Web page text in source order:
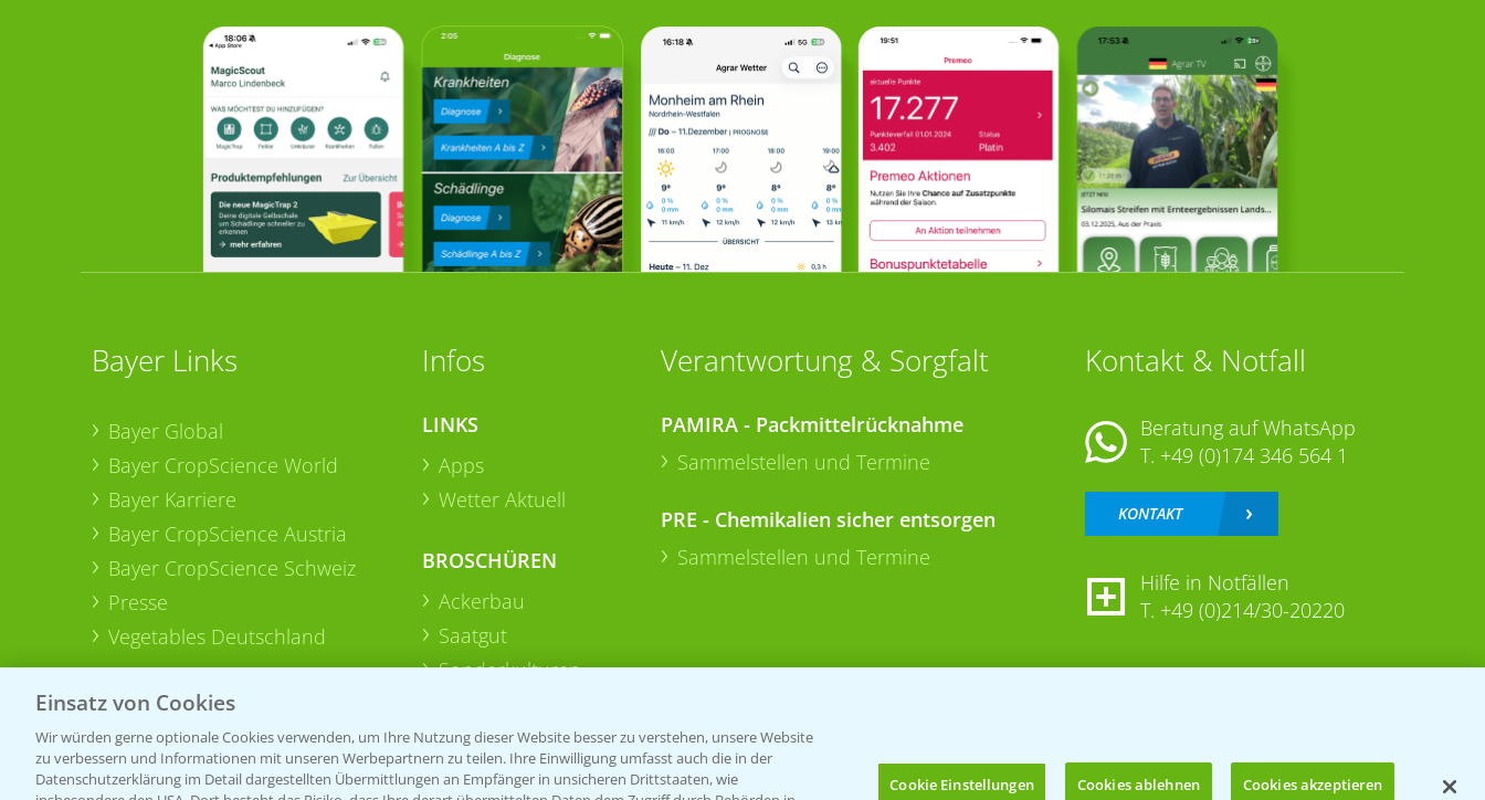
Bayer Links
Bayer Global
Bayer CropScience World
Bayer Karriere
Bayer CropScience Austria
Bayer CropScience Schweiz
Presse
Vegetables Deutschland
Infos
LINKS
Apps
Wetter Aktuell
BROSCHÜREN
Ackerbau
Saatgut
Sonderkulturen
Verantwortung & Sorgfalt
PAMIRA - Packmittelrücknahme
Sammelstellen und Termine
PRE - Chemikalien sicher entsorgen
Sammelstellen und Termine
Kontakt & Notfall
Beratung auf WhatsApp
T. +49 (0)174 346 564 1
KONTAKT
Hilfe in Notfällen
T. +49 (0)214/30-20220
Einsatz von Cookies
Wir würden gerne optionale Cookies verwenden, um Ihre Nutzung dieser Website besser zu verstehen, unsere Website
zu verbessern und Informationen mit unseren Werbepartnern zu teilen. Ihre Einwilligung umfasst auch die in der
Datenschutzerklärung im Detail dargestellten Übermittlungen an Empfänger in unsicheren Drittstaaten, wie
Cookie Einstellungen Cookies ablehnen Cookies akzeptieren